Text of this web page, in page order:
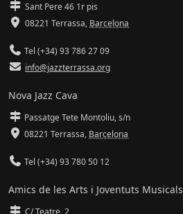
Sant Pere 46 1r pis
08221 Terrassa, Barcelona
Tel (+34) 93 786 27 09
info@jazzterrassa.org
Nova Jazz Cava
Passatge Tete Montoliu, s/n
08221 Terrassa, Barcelona
Tel (+34) 93 780 50 12
Amics de les Arts i Joventuts Musicals
C/ Teatre, 2